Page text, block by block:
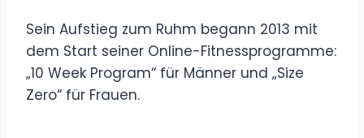
Sein Aufstieg zum Ruhm begann 2013 mit
dem Start seiner Online-Fitnessprogramme:
„10 Week Program“ für Männer und „Size
Zero“ für Frauen.